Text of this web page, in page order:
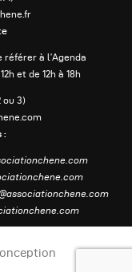
référer à l’Agenda
et de 12h à 18h
ou 3)
: